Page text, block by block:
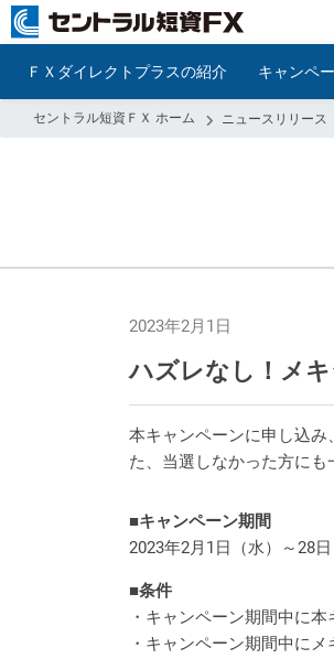
ＦＸダイレクトプラスの紹介 キャンペ
セントラル短資ＦＸ ホーム ニュースリリース
2023年2月1日
ハズレなし！メ
本キャンペーンに申し込み
た、当選しなかった方にも
■キャンペーン期間
2023年2月1日（水）～28
■条件
・キャンペーン期間中に
・キャンペーン期間中に